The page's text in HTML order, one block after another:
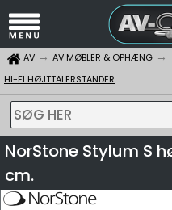
AV AV MØBLER & OPHÆNG
HI-FI HØJTTALERSTANDER
SØG HER
NorStone Stylum S
cm.